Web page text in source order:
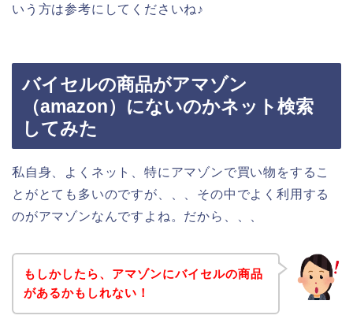
いう方は参考にしてくださいね♪
バイセルの商品がアマゾン
（amazon）にないのかネット検索
してみた
私自身、よくネット、特にアマゾンで買い物をするこ
とがとても多いのですが、、、その中でよく利用する
のがアマゾンなんですよね。だから、、、
もしかしたら、アマゾンにバイセルの商品
があるかもしれない！